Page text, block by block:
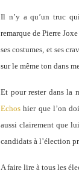
Il n’y a qu’un truc
remarque de Pierre
ses costumes, et ses
sur le même ton dans
Et pour rester dans la
Echos hier que l’on
aussi clairement que
candidats à l’élection
A faire lire à tous les